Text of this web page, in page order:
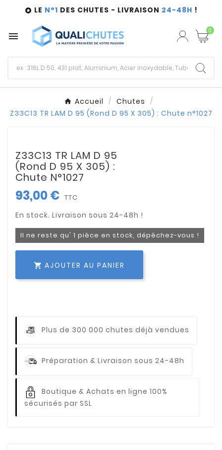
 LE N°1 DES CHUTES - LIVRAISON 24-48H !
 0
Accueil
Chutes
Z33C13 TR LAM D 95 (Rond D 95 X 305) : Chute n°1027
Z33C13 TR LAM D 95
(Rond D 95 X 305) :
Chute N°1027
93,00 € TTC
Il ne reste qu' 1 pièce en stock, dépêchez-vous !
 AJOUTER AU PANIER
Plus de 300 000 chutes déjà vendues
Préparation & Livraison sous 24-48h
Boutique & Achats en ligne 100%
sécurisés par SSL